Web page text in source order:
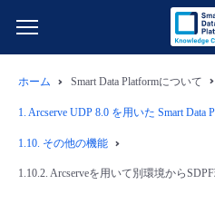
データ利活用
よくある質問
ホーム Smart Data Platformについて
1. Arcserve UDP 8.0 を用いた Smart Data
1.10. その他の機能
1.10.2. Arcserveを用いて別環境からSDPF環境へ